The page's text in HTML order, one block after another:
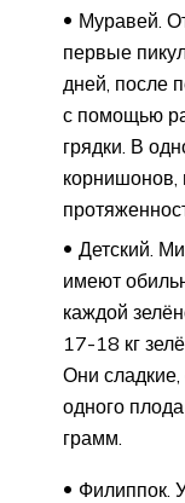
Муравей.
первые
дней, после
с помощью
грядки. В
Детский.
имеют
каждой
17-18 кг
Они сладкие,
одного
грамм.
Филиппок.